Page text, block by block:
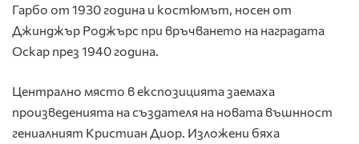
Гарбо от 1930 година и костюмът, носен от
Джинджър Роджърс при връчването на наградата
Оскар през 1940 година.
Централно място в експозицията заемаха
произведенията на създателя на новата въшнност
гениалният Кристиан Диор. Изложени бяха